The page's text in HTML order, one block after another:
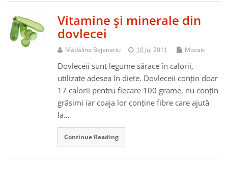
Vitamine şi minerale din
dovlecei
Mădălina Bejenariu 10 Jul 2011 Mozaic
Dovleceii sunt legume sărace în calorii,
utilizate adesea în diete. Dovleceii conțin doar
17 calorii pentru fiecare 100 grame, nu conțin
grăsimi iar coaja lor conține fibre care ajută
la…
Continue Reading